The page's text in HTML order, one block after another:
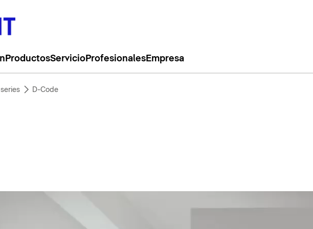
ProductosServicioProfesionalesEmpresa
series D-Code